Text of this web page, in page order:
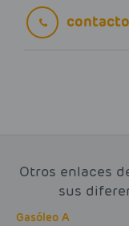
Otros enlaces
sus
Gasóleo A